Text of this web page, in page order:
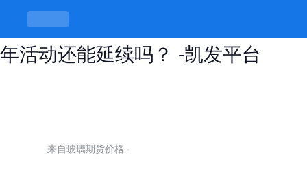
2025六安木兰巷没了？2026巷子跨
年活动还能延续吗？ -凯发平台
来自玻璃期货价格 ·